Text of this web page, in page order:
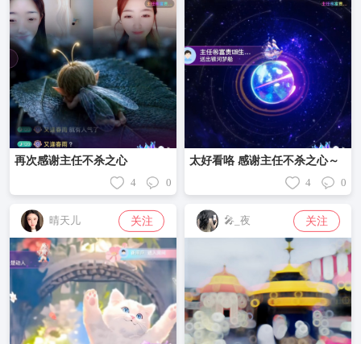
再次感谢主任不杀之心
4 0
太好看咯 感谢主任不杀之心～
4 0
晴天儿 关注 🎤_夜 关注